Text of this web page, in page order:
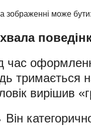
час
тримається
вирішив
Він